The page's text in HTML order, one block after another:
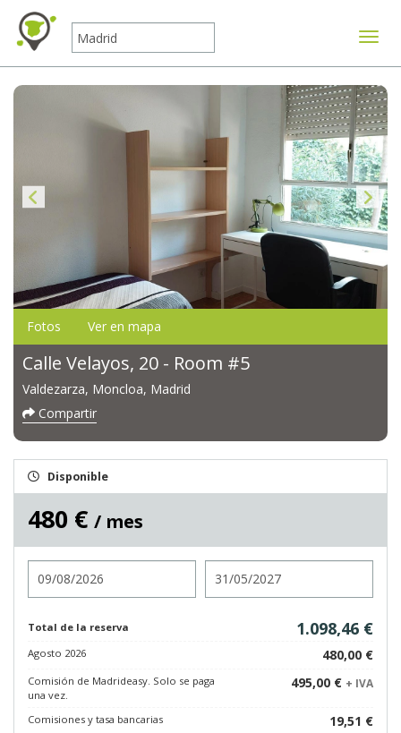
Fotos Ver en mapa
Calle Velayos, 20 - Room #5
Valdezarza, Moncloa, Madrid
Compartir
Disponible
480 € / mes
Total de la reserva 1.098,46 €
Agosto 2026 480,00 €
Comisión de Madrideasy. Solo se paga
una vez.
495,00 € + IVA
Comisiones y tasa bancarias
19,51 €